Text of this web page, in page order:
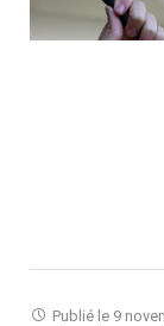
Publié le 9